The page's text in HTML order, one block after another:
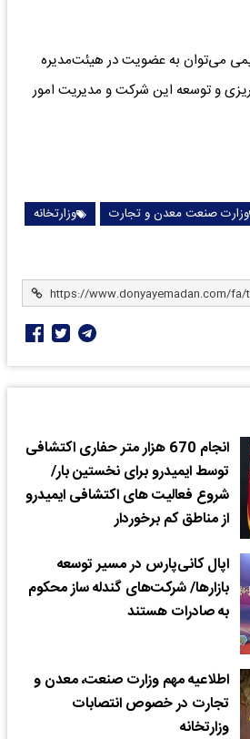
می‌توان به عضویت در هیئت‌مدیره
و توسعه این شرکت و مدیریت امور
وزارت صنعت معدن و تجارت
وزارتخانه
انجام 670 هزار متر حفاری اکتشافی
توسط ایمیدرو برای نخستین بار/
شروع فعالیت های اکتشافی ایمیدرو
از مناطق کم برخوردار
اپال کانی‌پارس در مسیر توسعه
بازارها/ شرکت‌های گندله ساز محکوم
به صادرات هستند
اطلاعیه مهم وزارت صنعت، معدن و
تجارت در خصوص انتصابات
وزارتخانه